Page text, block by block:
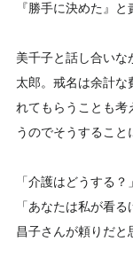
『勝手に決めた』
美千子と話し合い
太郎。戒名は余計な
れてもらうことも考
うのでそうすること
「介護はどうする？」
「あなたは私が看
昌子さんが頼りだと